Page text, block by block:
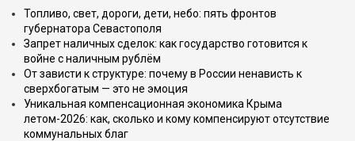
Топливо, свет, дороги, дети, небо: пять фронтов
губернатора Севастополя
Запрет наличных сделок: как государство готовится к
войне с наличным рублём
От зависти к структуре: почему в России ненависть к
сверхбогатым — это не эмоция
Уникальная компенсационная экономика Крыма
летом-2026: как, сколько и кому компенсируют отсутствие
коммунальных благ